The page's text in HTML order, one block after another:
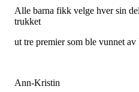
Alle barna fikk velge hver sin
trukket
ut tre premier som ble vunnet
Ann-Kristin